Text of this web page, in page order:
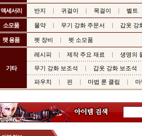
액세서리 반지 귀걸이 목걸이 벨트
소모품 물약 무기 강화 주문서 갑옷 강
팻 용품 펫 장비 펫 소모품
기타
레시피 제작 주요 재료 생명의
무기 강화 보조석
갑옷 강화 보조석
파우치
핀 마법 룬 클립